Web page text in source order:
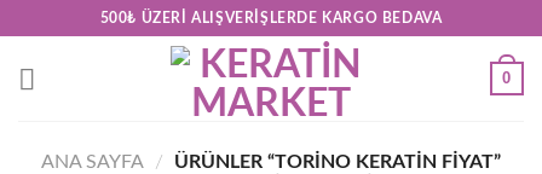
content
500₺ ÜZERI ALIŞVERIŞLERDE KARGO BEDAVA
0
ANA SAYFA /
ÜRÜNLER “TORINO KERATIN FIYAT”